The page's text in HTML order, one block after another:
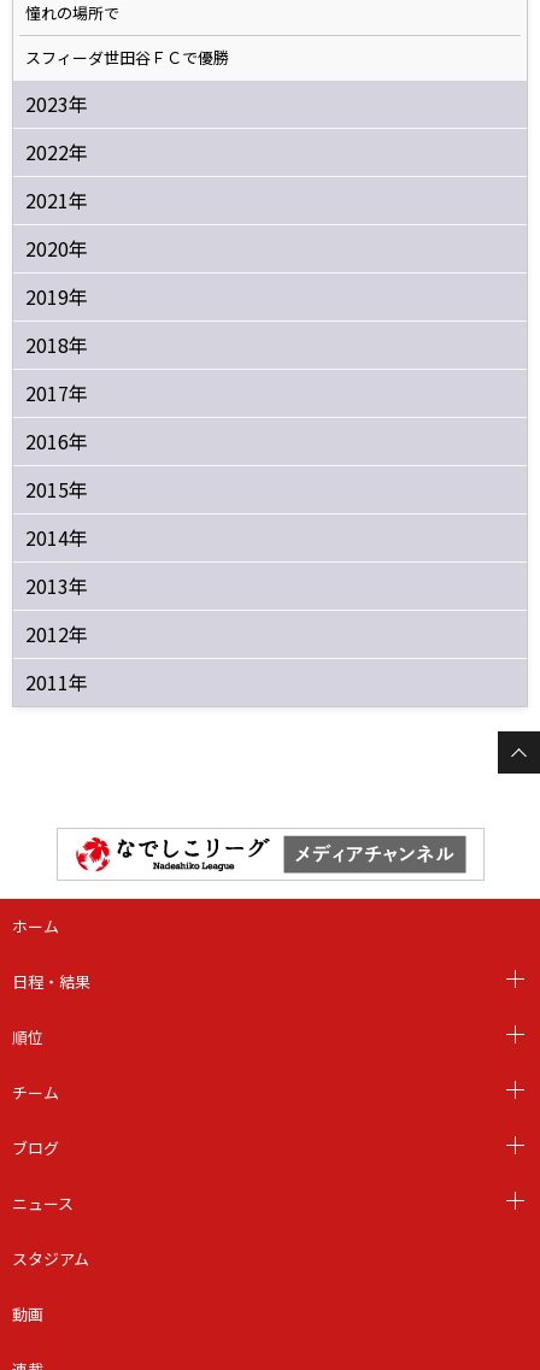
憧れの場所で
スフィーダ世田谷ＦＣで優勝
2023年
2022年
2021年
2020年
2019年
2018年
2017年
2016年
2015年
2014年
2013年
2012年
2011年
ホーム
日程・結果
順位
チーム
ブログ
ニュース
スタジアム
動画